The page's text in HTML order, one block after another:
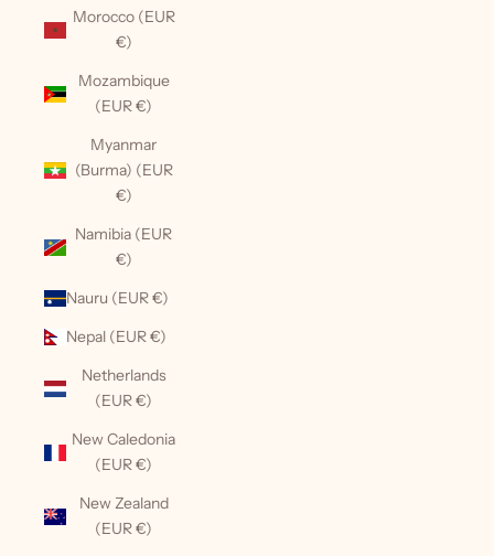
Morocco (EUR
€)
Mozambique
(EUR €)
Myanmar
(Burma) (EUR
€)
Namibia (EUR
€)
Nauru (EUR €)
Nepal (EUR €)
Netherlands
(EUR €)
New Caledonia
(EUR €)
New Zealand
(EUR €)